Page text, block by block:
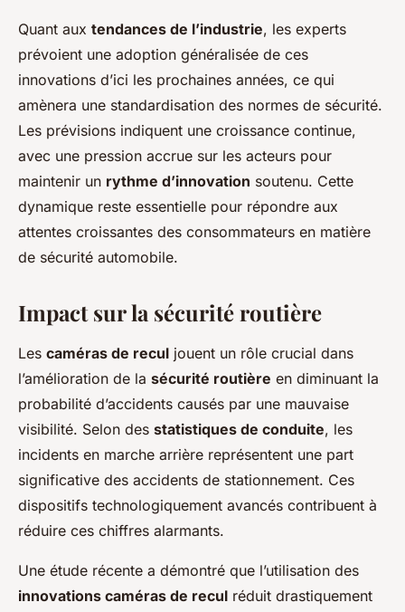
Quant aux tendances de l’industrie, les experts
prévoient une adoption généralisée de ces
innovations d’ici les prochaines années, ce qui
amènera une standardisation des normes de sécurité.
Les prévisions indiquent une croissance continue,
avec une pression accrue sur les acteurs pour
maintenir un rythme d’innovation soutenu. Cette
dynamique reste essentielle pour répondre aux
attentes croissantes des consommateurs en matière
de sécurité automobile.
Impact sur la sécurité routière
Les caméras de recul jouent un rôle crucial dans
l’amélioration de la sécurité routière en diminuant la
probabilité d’accidents causés par une mauvaise
visibilité. Selon des statistiques de conduite, les
incidents en marche arrière représentent une part
significative des accidents de stationnement. Ces
dispositifs technologiquement avancés contribuent à
réduire ces chiffres alarmants.
Une étude récente a démontré que l’utilisation des
innovations caméras de recul réduit drastiquement